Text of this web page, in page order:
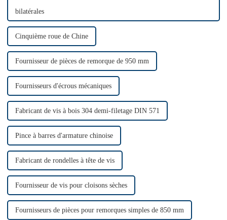
bilatérales
Cinquième roue de Chine
Fournisseur de pièces de remorque de 950 mm
Fournisseurs d'écrous mécaniques
Fabricant de vis à bois 304 demi-filetage DIN 571
Pince à barres d'armature chinoise
Fabricant de rondelles à tête de vis
Fournisseur de vis pour cloisons sèches
Fournisseurs de pièces pour remorques simples de 850 mm